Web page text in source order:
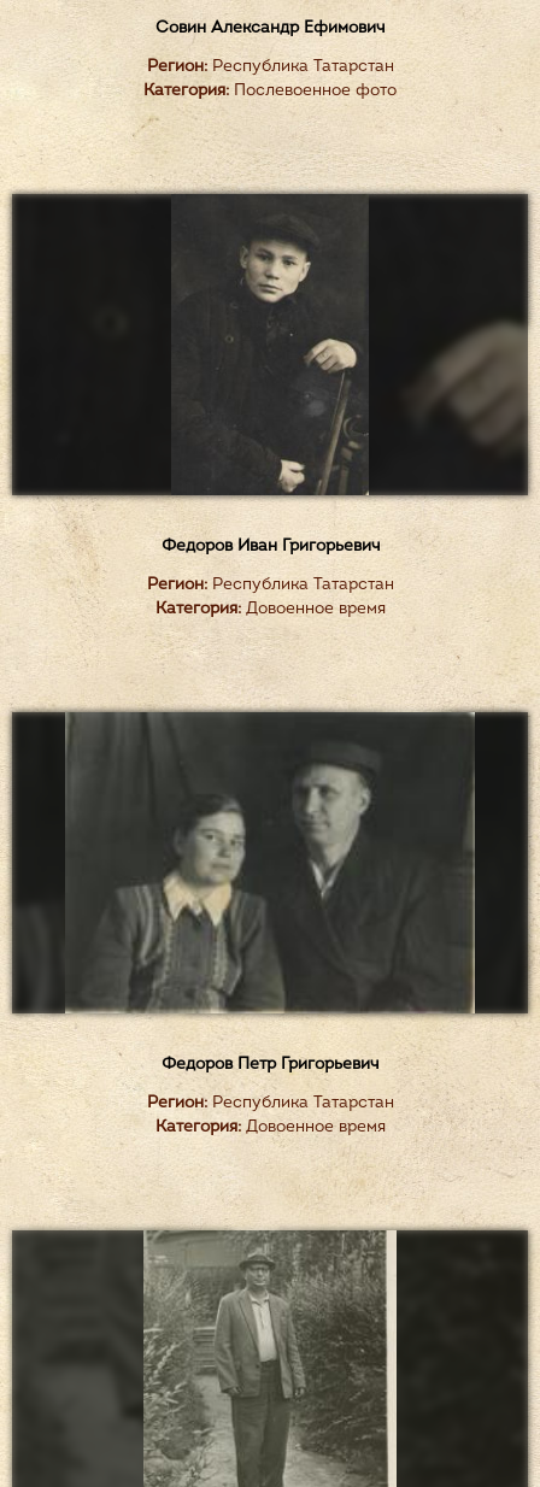
Совин Александр Ефимович
Регион:Республика Татарстан
Категория: Послевоенное фото
Федоров Иван Григорьевич
Регион:Республика Татарстан
Категория:Довоенное время
Федоров Петр Григорьевич
Регион:Республика Татарстан
Категория:Довоенное время